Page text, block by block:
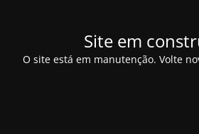
Site em
O site está em manutenção. Volte